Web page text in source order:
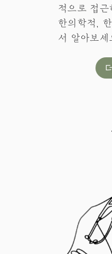
적으로 접
한의학적,
서 알아보세